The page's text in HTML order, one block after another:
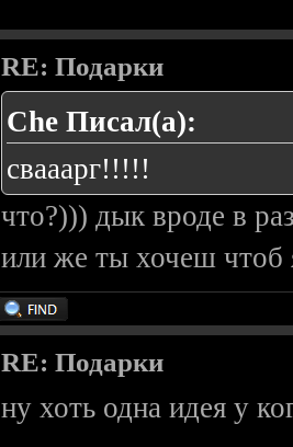
RE: Подарки
Che Писал(а):
свааарг!!!!!
что?))) дык вроде в
или же ты хочеш чтоб
RE: Подарки
ну хоть одна идея у